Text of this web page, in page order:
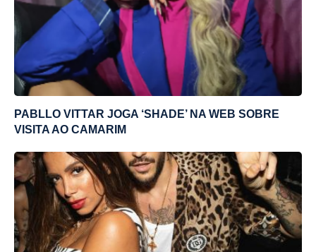
PABLLO VITTAR JOGA ‘SHADE’ NA WEB SOBRE
VISITA AO CAMARIM